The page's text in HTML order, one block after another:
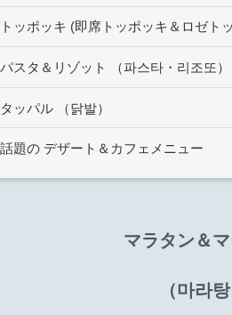
トッポッキ (即席トッポッキ＆ロゼト
パスタ＆リゾット （파스타・리조또）
タッパル （닭발）
話題の デザート＆カフェメニュー
マラタン＆
（마라